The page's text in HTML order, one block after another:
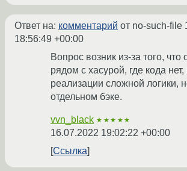
Ответ на: комментарий от no-such-file
18:56:49 +00:00
Вопрос возник из-за того, что
рядом с хасурой, где кода
реализации сложной логики,
отдельном бэке.
vvn_black ★★★★★
16.07.2022 19:02:22 +00:00
Ссылка